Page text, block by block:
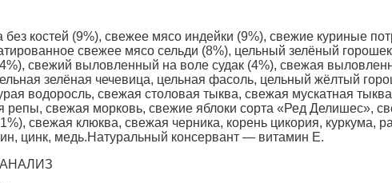
костей (9%), свежее мясо индейки (9%), свежие куриные
свежее мясо сельди (8%), цельный зелёный
свежий выловленный на воле судак (4%), свежая
зелёная чечевица, цельная фасоль, цельный жёлтый
водоросль, свежая столовая тыква, свежая мускатная
репы, свежая морковь, свежие яблоки сорта «Ред Делишес»,
свежая клюква, свежая черника, корень цикория, куркума,
цинк, медь.Hатуральный консервант — витамин Е.